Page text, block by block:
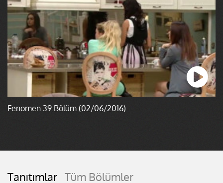
Fenomen 39.Bölüm (02/06/2016)
Tanıtımlar Tüm Bölümler